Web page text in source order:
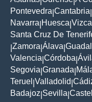
Pontevedra Cantabria
Navarra Huesca
Santa Cruz De
Zamora Álava
Valencia Córdoba
Segovia Granada
Teruel Valladolid
Badajoz Sevilla